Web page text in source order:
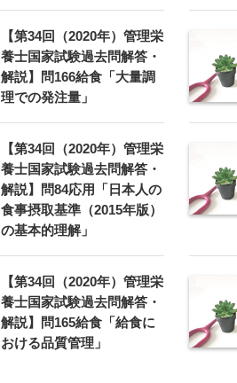
【第34回（2020年）管理栄
養士国家試験過去問解答・
解説】問166給食「大量調
理での発注量」
【第34回（2020年）管理栄
養士国家試験過去問解答・
解説】問84応用「日本人の
食事摂取基準（2015年版）
の基本的理解」
【第34回（2020年）管理栄
養士国家試験過去問解答・
解説】問165給食「給食に
おける品質管理」